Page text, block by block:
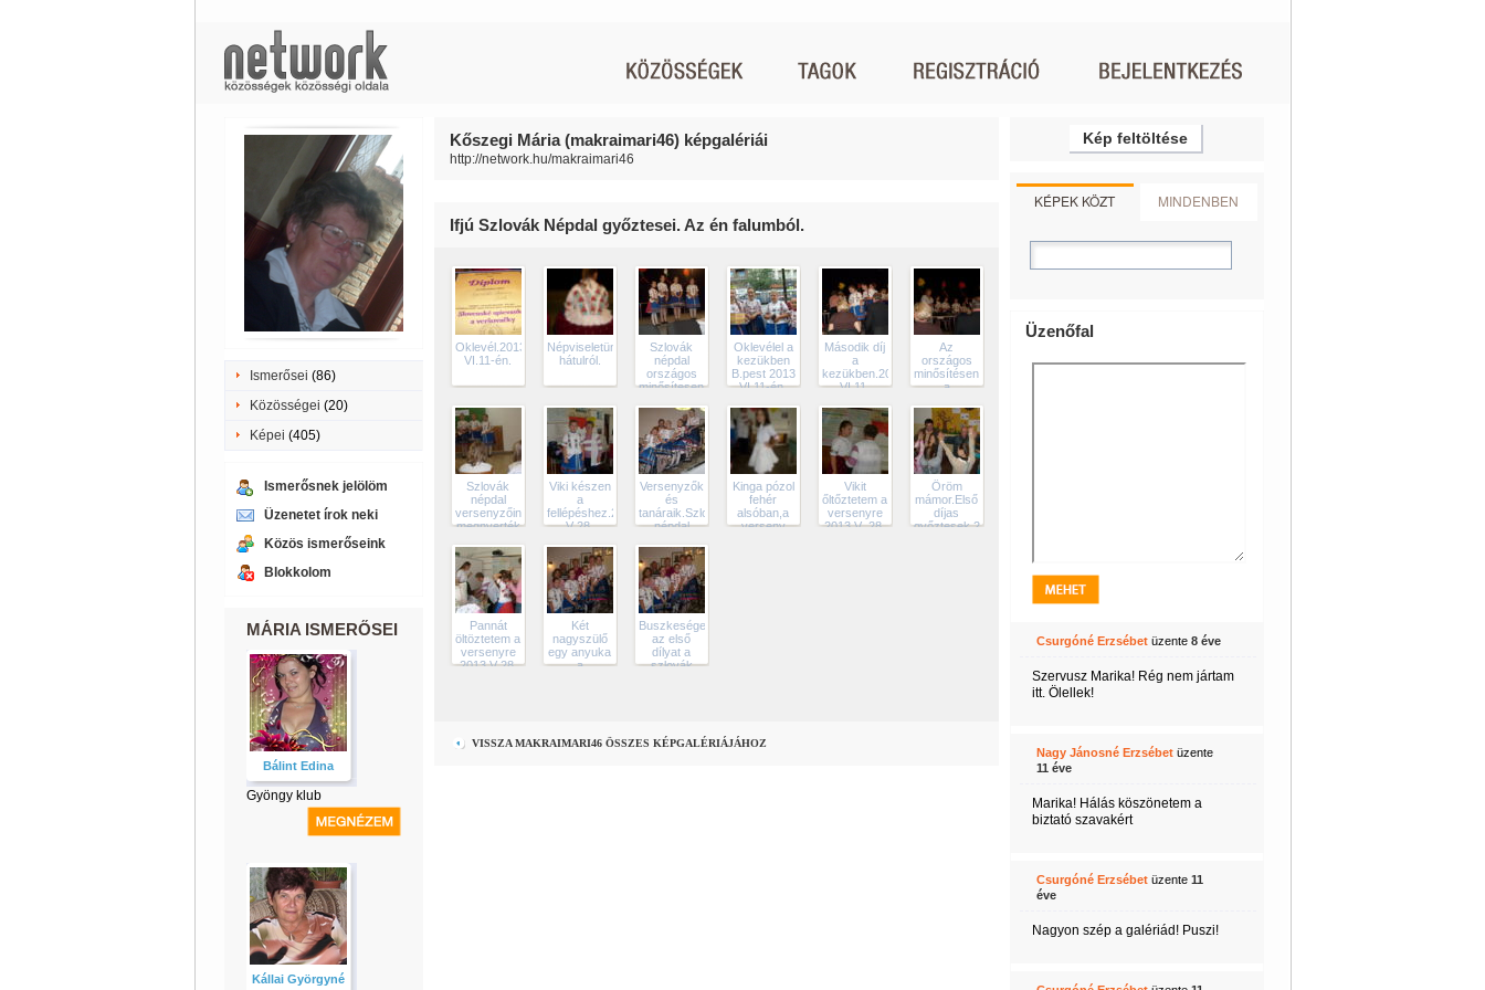
Ismerősei (86)
Közösségei (20)
Képei (405)
Ismerősnek jelölöm
Üzenetet írok neki
Közös ismerőseink
Blokkolom
MÁRIA ISMERŐSEI
Bálint Edina
Gyöngy klub
Kállai Györgyné
Kőszegi Mária (makraimari46) képgalériái
http://network.hu/makraimari46
Ifjú Szlovák Népdal győztesei. Az én falumból.
Oklevél.2013
VI.11-én.
Népviseletünk
hátulról.
Szlovák
népdal
országos
minősítesen,B.pesten.
én.
Oklevélel a
kezükben
B.pest 2013
VI.11-én.
Második díj
a
kezükben.2013
VI.11.
Az
országos
minősítésen
a
lettek,szlovák
népdalokból.
Szlovák
népdal
versenyzőink,kik
megnyerték
díjat.2013 V
28.aversenyt
folytatjuk
B.pesten
VI.11-én.
Viki készen
a
fellépéshez.2013
V 28.
Versenyzők
és
tanáraik.Szlovák
népdal
2013 V.28.
Kinga pózol
fehér
alsóban,a
verseny
Vikit
őltőztetem a
versenyre
2013 V .28.
Öröm
mámor.Első
díjas
győztesek.2013
Pannát
öltöztetem a
versenyre
2013 V 28.
Két
nagyszülő
egy anyuka
a
Buszkeségeink,megnyerték
az első
dílyat a
szlovák
VISSZA MAKRAIMARI46 ÖSSZES KÉPGALÉRIÁJÁHOZ
Kép feltöltése
KÉPEK KÖZT MINDENBEN
Üzenőfal
Csurgóné Erzsébetüzente 8 éve
Szervusz Marika! Rég nem jártam
itt. Ölellek!
Nagy Jánosné Erzsébetüzente
11 éve
Marika! Hálás köszönetem a
biztató szavakért
Csurgóné Erzsébetüzente 11
éve
Nagyon szép a galériád! Puszi!